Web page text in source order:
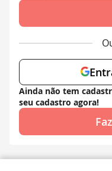
Ainda não tem
seu cadastro agora!